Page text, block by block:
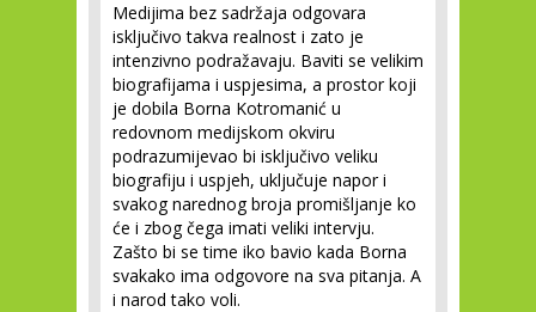
Medijima bez sadržaja odgovara
isključivo takva realnost i zato je
intenzivno podražavaju. Baviti se velikim
biografijama i uspjesima, a prostor koji
je dobila Borna Kotromanić u
redovnom medijskom okviru
podrazumijevao bi isključivo veliku
biografiju i uspjeh, uključuje napor i
svakog narednog broja promišljanje ko
će i zbog čega imati veliki intervju.
Zašto bi se time iko bavio kada Borna
svakako ima odgovore na sva pitanja. A
i narod tako voli.